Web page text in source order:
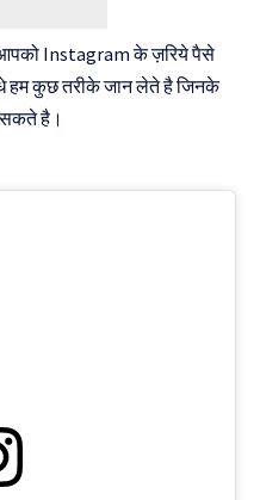
आपको Instagram के ज़रिये पैसे
हम कुछ तरीके जान लेते है जिनके
है।